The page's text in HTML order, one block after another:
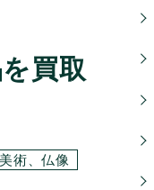
買取
術、仏像